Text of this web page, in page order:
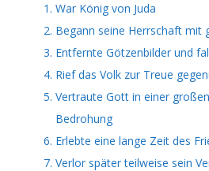
War König von Juda
Begann seine Herrschaft mit
Entfernte Götzenbilder und
Rief das Volk zur Treue
Vertraute Gott in einer
Bedrohung
Erlebte eine lange Zeit des
Verlor später teilweise sein